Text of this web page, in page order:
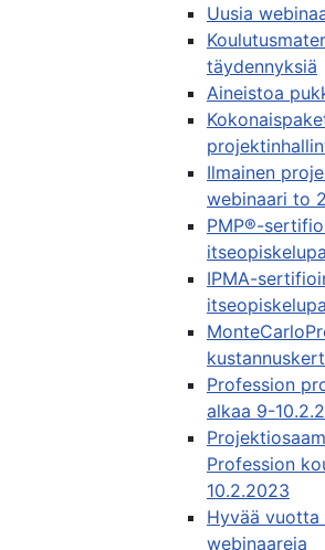
Uusia
täydennyksiä
Aineistoa
Ilmainen
webinaari to
PMP®-
IPMA-
Profession
alkaa 9-
Profession
10.2.2023
Hyvää vuotta
webinaareja